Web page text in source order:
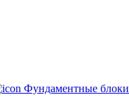
Фундаментные блоки